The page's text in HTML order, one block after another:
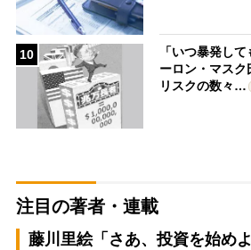
10
「いつ暴発し
ーロン・マスク
リスクの数々…
注目の著者・連載
藤川里絵「さあ、投資を始めよ